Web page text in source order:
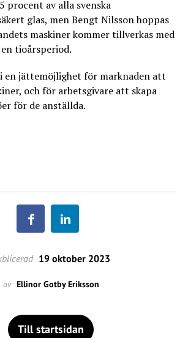
procent av alla svenska
glas, men Bengt Nilsson hoppas
maskiner kommer tillverkas med
tioårsperiod.
en jättemöjlighet för marknaden att
och för arbetsgivare att skapa
för de anställda.
19 oktober 2023
av Ellinor Gotby Eriksson
Till startsidan